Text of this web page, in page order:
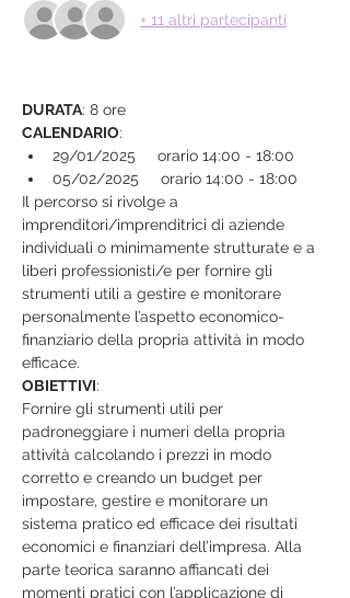
+ 11 altri partecipanti
DURATA: 8 ore
CALENDARIO:
29/01/2025     orario 14:00 - 18:00
05/02/2025     orario 14:00 - 18:00
Il percorso si rivolge a
imprenditori/imprenditrici di aziende
individuali o minimamente strutturate e a
liberi professionisti/e per fornire gli
strumenti utili a gestire e monitorare
personalmente l’aspetto economico-
finanziario della propria attività in modo
efficace.
OBIETTIVI:
Fornire gli strumenti utili per
padroneggiare i numeri della propria
attività calcolando i prezzi in modo
corretto e creando un budget per
impostare, gestire e monitorare un
sistema pratico ed efficace dei risultati
economici e finanziari dell’impresa. Alla
parte teorica saranno affiancati dei
momenti pratici con l’applicazione di